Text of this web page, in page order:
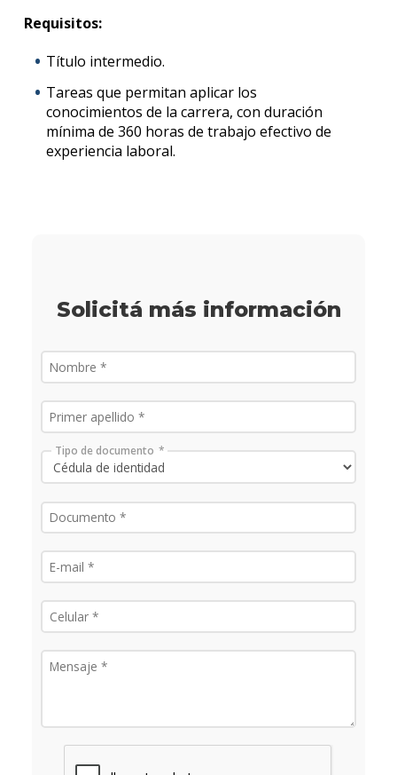
Requisitos:
Título intermedio.
Tareas que permitan aplicar los
conocimientos de la carrera, con duración
mínima de 360 horas de trabajo efectivo de
experiencia laboral.
Solicitá más información
Tipo de documento